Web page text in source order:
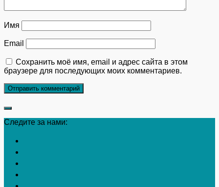
Имя
Email
Сохранить моё имя, email и адрес сайта в этом
браузере для последующих моих комментариев.
Следите за нами: